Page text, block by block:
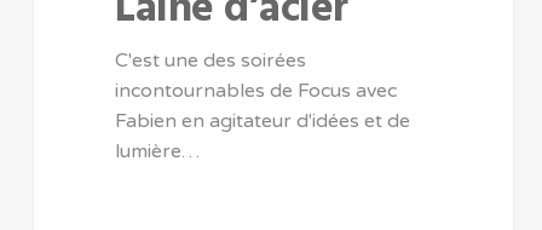
C'est une des soirées
incontournables de Focus avec
Fabien en agitateur d'idées et de
lumière…